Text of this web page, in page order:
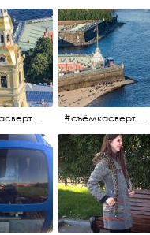
#съемкасвертолета #вертолёт #съёмкасвертолёта #петропавловскаякрепость #заячийостров #санктпетербург #съёмкасвертолёта #питер #петропавловскаякрепость #нева #осень2017